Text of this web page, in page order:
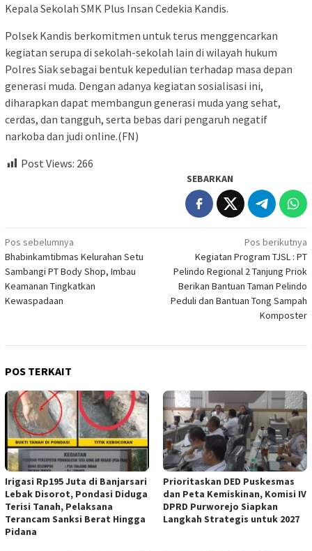
Kepala Sekolah SMK Plus Insan Cedekia Kandis.
Polsek Kandis berkomitmen untuk terus menggencarkan
kegiatan serupa di sekolah-sekolah lain di wilayah hukum
Polres Siak sebagai bentuk kepedulian terhadap masa depan
generasi muda. Dengan adanya kegiatan sosialisasi ini,
diharapkan dapat membangun generasi muda yang sehat,
cerdas, dan tangguh, serta bebas dari pengaruh negatif
narkoba dan judi online.(FN)
Post Views: 266
SEBARKAN
Navigasi
pos
Pos sebelumnya
Bhabinkamtibmas Kelurahan Setu
Sambangi PT Body Shop, Imbau
Keamanan Tingkatkan
Kewaspadaan
Pos berikutnya
Kegiatan Program TJSL : PT
Pelindo Regional 2 Tanjung Priok
Berikan Bantuan Taman Pelindo
Peduli dan Bantuan Tong Sampah
Komposter
POS TERKAIT
Irigasi Rp195 Juta di Banjarsari
Lebak Disorot, Pondasi Diduga
Terisi Tanah, Pelaksana
Terancam Sanksi Berat Hingga
Pidana
‎Prioritaskan DED Puskesmas
dan Peta Kemiskinan, Komisi IV
DPRD Purworejo Siapkan
Langkah Strategis untuk 2027 ‎